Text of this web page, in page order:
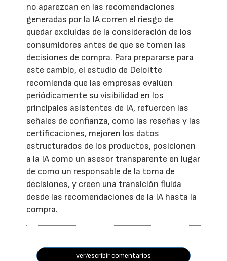
no aparezcan en las recomendaciones
generadas por la IA corren el riesgo de
quedar excluidas de la consideración de los
consumidores antes de que se tomen las
decisiones de compra. Para prepararse para
este cambio, el estudio de Deloitte
recomienda que las empresas evalúen
periódicamente su visibilidad en los
principales asistentes de IA, refuercen las
señales de confianza, como las reseñas y las
certificaciones, mejoren los datos
estructurados de los productos, posicionen
a la IA como un asesor transparente en lugar
de como un responsable de la toma de
decisiones, y creen una transición fluida
desde las recomendaciones de la IA hasta la
compra.
ver/escribir comentarios